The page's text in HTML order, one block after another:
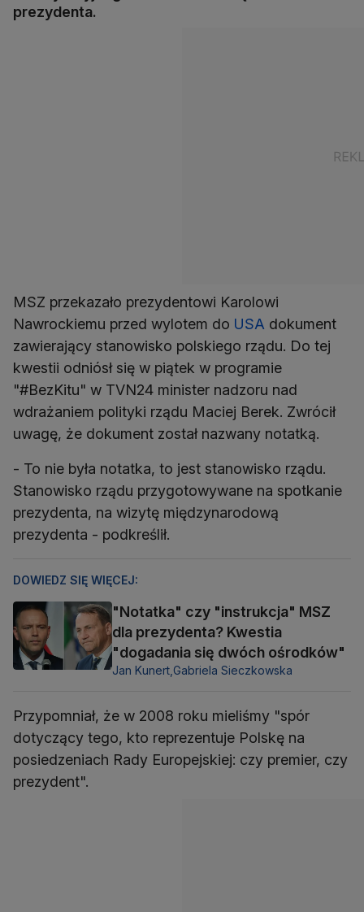
prezydenta.
MSZ przekazało prezydentowi Karolowi
Nawrockiemu przed wylotem do USA dokument
zawierający stanowisko polskiego rządu. Do tej
kwestii odniósł się w piątek w programie
"#BezKitu" w TVN24 minister nadzoru nad
wdrażaniem polityki rządu Maciej Berek. Zwrócił
uwagę, że dokument został nazwany notatką.
- To nie była notatka, to jest stanowisko rządu.
Stanowisko rządu przygotowywane na spotkanie
prezydenta, na wizytę międzynarodową
prezydenta - podkreślił.
DOWIEDZ SIĘ WIĘCEJ:
"Notatka" czy "instrukcja" MSZ
dla prezydenta? Kwestia
"dogadania się dwóch ośrodków"
Jan Kunert, Gabriela Sieczkowska
Przypomniał, że w 2008 roku mieliśmy "spór
dotyczący tego, kto reprezentuje Polskę na
posiedzeniach Rady Europejskiej: czy premier, czy
prezydent".